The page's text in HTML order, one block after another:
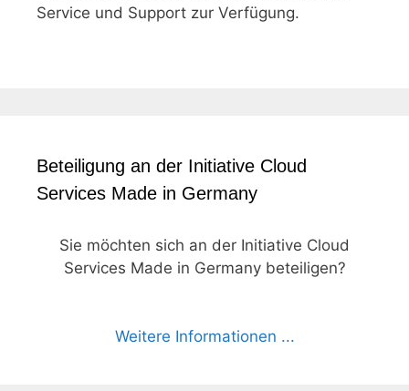
Service und Support zur Verfügung.
Beteiligung an der Initiative Cloud
Services Made in Germany
Sie möchten sich an der Initiative Cloud
Services Made in Germany beteiligen?
Weitere Informationen ...